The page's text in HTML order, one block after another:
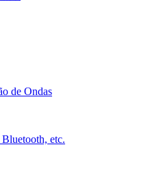
de Ondas
etc.